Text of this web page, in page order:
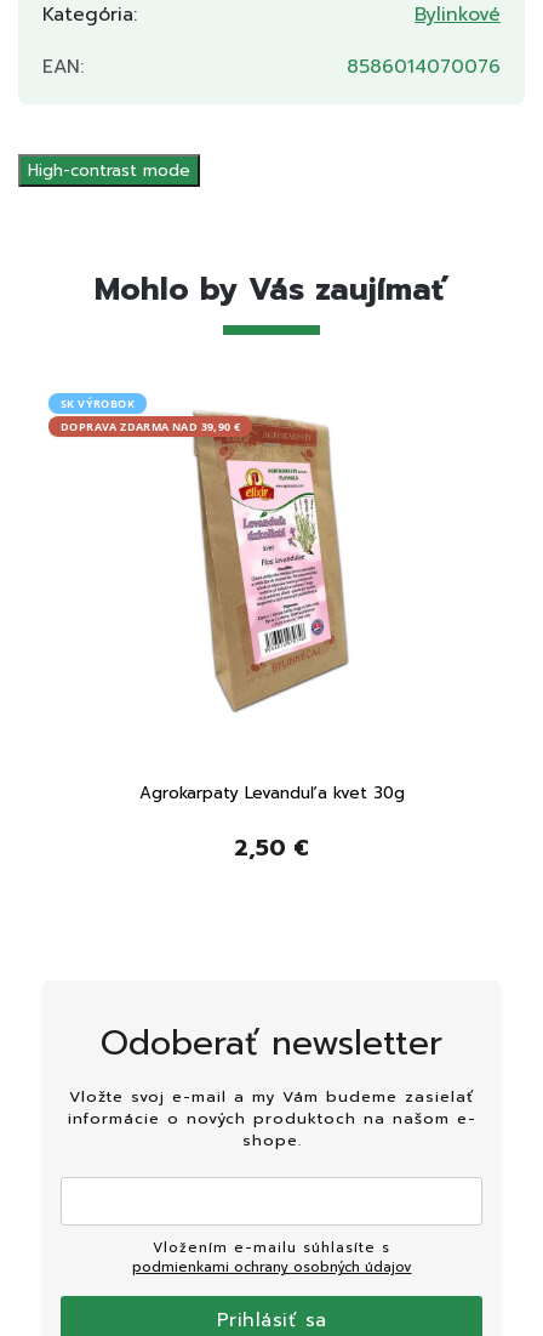
Kategória:
Bylinkové
EAN: 8586014070076
High-contrast mode
Mohlo by Vás zaujímať
SK VÝROBOK
DOPRAVA ZDARMA NAD 39,90 €
Agrokarpaty Levanduľa kvet 30g
2,50 €
Odoberať newsletter
Vložte svoj e-mail a my Vám budeme zasielať
informácie o nových produktoch na našom e-
shope.
podmienkami ochrany osobných údajov
Prihlásiť sa